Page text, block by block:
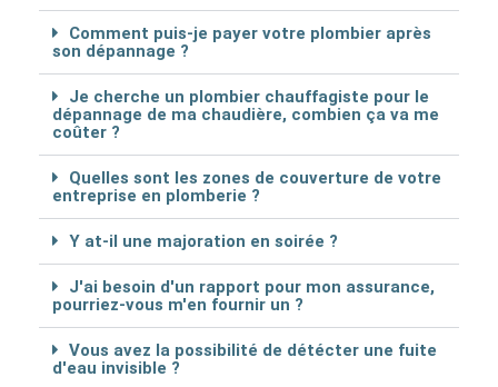
Comment puis-je payer votre plombier après
son dépannage ?
Je cherche un plombier chauffagiste pour le
dépannage de ma chaudière, combien ça va me
coûter ?
Quelles sont les zones de couverture de votre
entreprise en plomberie ?
Y at-il une majoration en soirée ?
J'ai besoin d'un rapport pour mon assurance,
pourriez-vous m'en fournir un ?
Vous avez la possibilité de détécter une fuite
d'eau invisible ?